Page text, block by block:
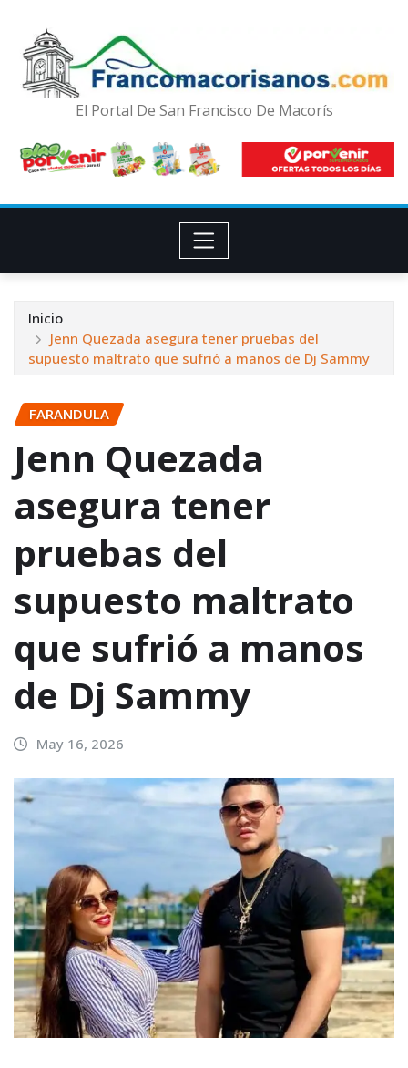
El Portal De San Francisco De Macorís
Inicio
Jenn Quezada asegura tener pruebas del
supuesto maltrato que sufrió a manos de Dj Sammy
FARANDULA
Jenn Quezada
asegura tener
pruebas del
supuesto maltrato
que sufrió a manos
de Dj Sammy
May 16, 2026